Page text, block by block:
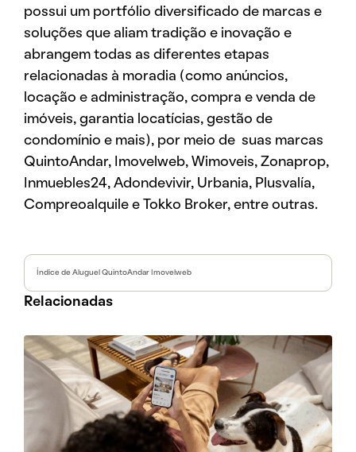
possui um portfólio diversificado de marcas e
soluções que aliam tradição e inovação e
abrangem todas as diferentes etapas
relacionadas à moradia (como anúncios,
locação e administração, compra e venda de
imóveis, garantia locatícias, gestão de
condomínio e mais), por meio de suas marcas
QuintoAndar, Imovelweb, Wimoveis, Zonaprop,
Inmuebles24, Adondevivir, Urbania, Plusvalía,
Compreoalquile e Tokko Broker, entre outras.
Índice de Aluguel QuintoAndar Imovelweb
Relacionadas